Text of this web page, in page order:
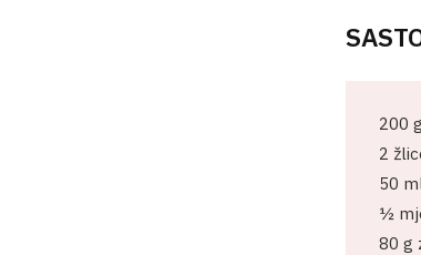
200
2
50
½
80 g